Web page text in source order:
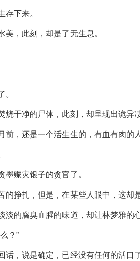
存下来。
，此刻，却是了无生息。
。
干净的尸体，此刻，却呈现出诡异
，还是一个活生生的，有血有肉的人
赈灾银子的贪官了。
挣扎，但是，在某些人眼中，这却
的腐臭血腥的味道，却让林梦雅的
？”
，说是确定，已经没有任何的活口了